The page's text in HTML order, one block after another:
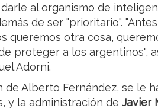
al organismo de
de ser "prioritario".
queremos otra cosa,
proteger a los argentinos",
Adorni.
de Alberto Fernández, se le
y la administración de Javier